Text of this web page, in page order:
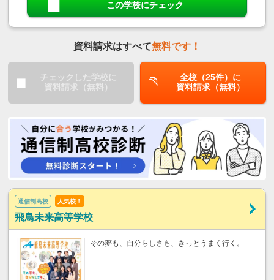
この学校にチェック
資料請求はすべて無料です！
チェックした学校に
資料請求（無料）
全校（25件）に
資料請求（無料）
通信制高校 人気校！
飛鳥未来高等学校
その夢も、自分らしさも、きっとうまく行く。